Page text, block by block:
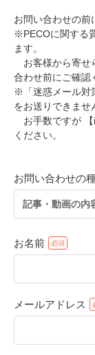
お問い合わせの前
※PECOに関する
ます。
お客様から寄せ
合わせ前にご確認
※「迷惑メール対
をお送りできませ
お手数ですが 【
ください。
お問い合わせの
記事・動画の内
お名前
メールアドレス